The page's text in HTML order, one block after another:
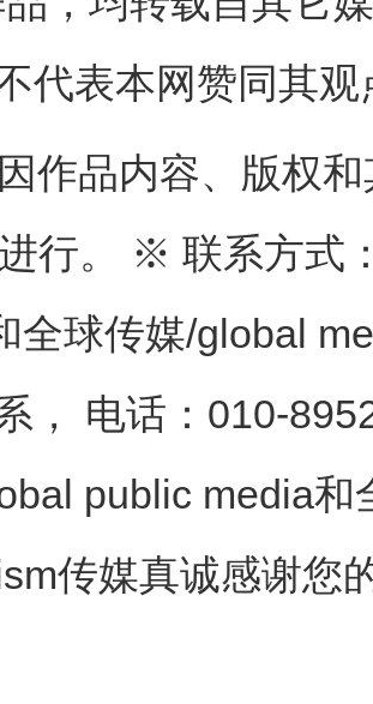
代表本网赞同其
作品内容、版权和
行。 ※ 联系方式
全球传媒/global
， 电话：010-
public media
传媒真诚感谢您